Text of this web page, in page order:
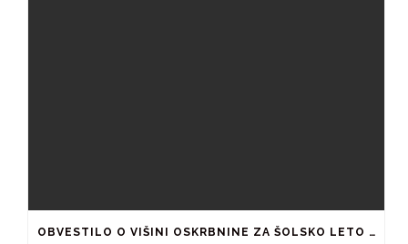
OBVESTILO O VIŠINI OSKRBNINE ZA ŠOLSKO LETO 2026/2027